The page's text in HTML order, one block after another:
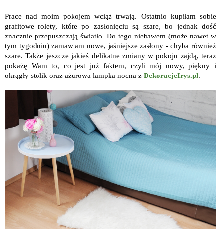
Prace nad moim pokojem wciąż trwają. Ostatnio kupiłam sobie
grafitowe rolety, które po zasłonięciu są szare, bo jednak dość
znacznie przepuszczają światło. Do tego niebawem (może nawet w
tym tygodniu) zamawiam nowe, jaśniejsze zasłony - chyba również
szare. Także jeszcze jakieś delikatne zmiany w pokoju zajdą, teraz
pokażę Wam to, co jest już faktem, czyli mój nowy, piękny i
okrągły stolik oraz ażurowa lampka nocna z DekoracjeIrys.pl.